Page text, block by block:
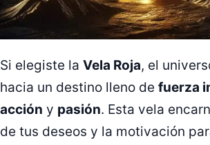
Si elegiste la Vela Roja, el
hacia un destino lleno de fuerza
acción y pasión. Esta vela
de tus deseos y la motivación